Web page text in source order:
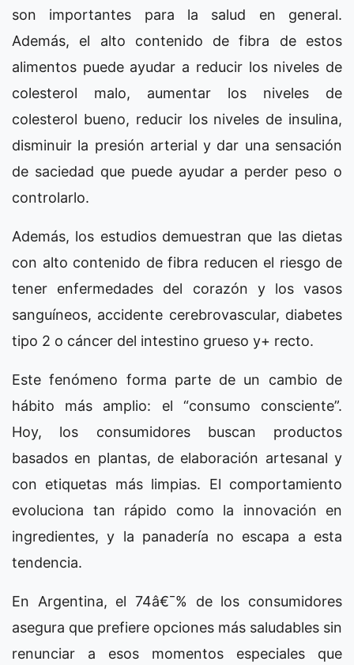
son importantes para la salud en general.
Además, el alto contenido de fibra de estos
alimentos puede ayudar a reducir los niveles de
colesterol malo, aumentar los niveles de
colesterol bueno, reducir los niveles de insulina,
disminuir la presión arterial y dar una sensación
de saciedad que puede ayudar a perder peso o
controlarlo.
Además, los estudios demuestran que las dietas
con alto contenido de fibra reducen el riesgo de
tener enfermedades del corazón y los vasos
sanguíneos, accidente cerebrovascular, diabetes
tipo 2 o cáncer del intestino grueso y+ recto.
Este fenómeno forma parte de un cambio de
hábito más amplio: el “consumo consciente”.
Hoy, los consumidores buscan productos
basados en plantas, de elaboración artesanal y
con etiquetas más limpias. El comportamiento
evoluciona tan rápido como la innovación en
ingredientes, y la panadería no escapa a esta
tendencia.
En Argentina, el 74â€¯% de los consumidores
asegura que prefiere opciones más saludables sin
renunciar a esos momentos especiales que